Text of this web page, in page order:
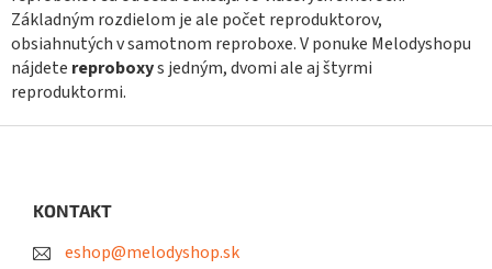
r
v
k
ý
Základným rozdielom je ale počet reproduktorov,
obsiahnutých v samotnom reproboxe. V ponuke Melodyshopu
nájdete reproboxys jedným, dvomi ale aj štyrmi
reproduktormi.
KONTAKT
eshop@melodyshop.sk